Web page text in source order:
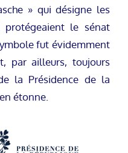
» qui désigne les
protégeaient le sénat
fut évidemment
par ailleurs, toujours
la Présidence de la
étonne.